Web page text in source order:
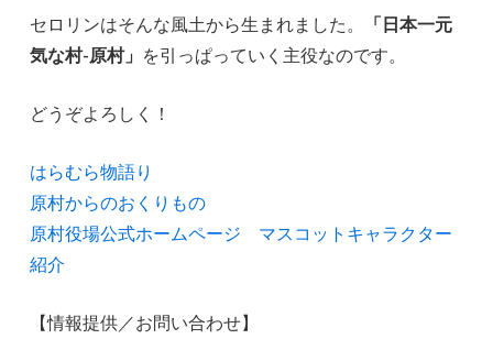
セロリンはそんな風土から生まれました。
「日本一元
気な村-原村」 を引っぱっていく主役なのです。
どうぞよろしく！
はらむら物語り
原村からのおくりもの
原村役場公式ホームページ マスコットキャラクター
紹介
【情報提供／お問い合わせ】